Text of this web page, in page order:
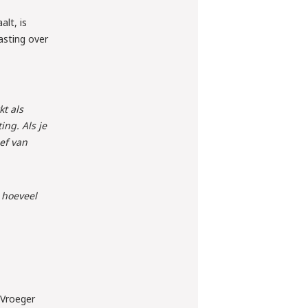
is
over
als
Als je
van